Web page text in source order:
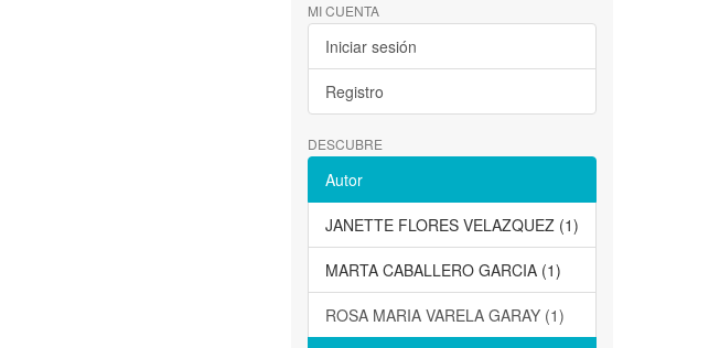
MI CUENTA
Iniciar sesión
Registro
DESCUBRE
Autor
JANETTE FLORES VELAZQUEZ (1)
MARTA CABALLERO GARCIA (1)
ROSA MARIA VARELA GARAY (1)